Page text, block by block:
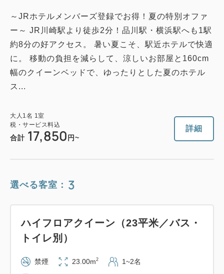
～JRホテルメンバーズ登録でお得！夏の特別オファ
ー～ JR川崎駅より徒歩2分！品川駅・横浜駅へも1駅
約8分の好アクセス。 暑い夏こそ、駅近ホテルで快適
に。 移動の負担を減らして、涼しいお部屋と160cm
幅のクイーンベッドで、ゆったりとした夏のホテル
ス...
大人 1名 1室
税・サービス料込
合計 17,850 円~
詳細
選べる客室： 3
ハイフロアクイーン（23平米／バス・
トイレ別）
禁煙 23.00m2 1~2名